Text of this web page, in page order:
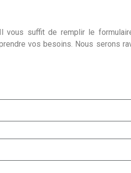
vous suffit de remplir le
vos besoins. Nous serons